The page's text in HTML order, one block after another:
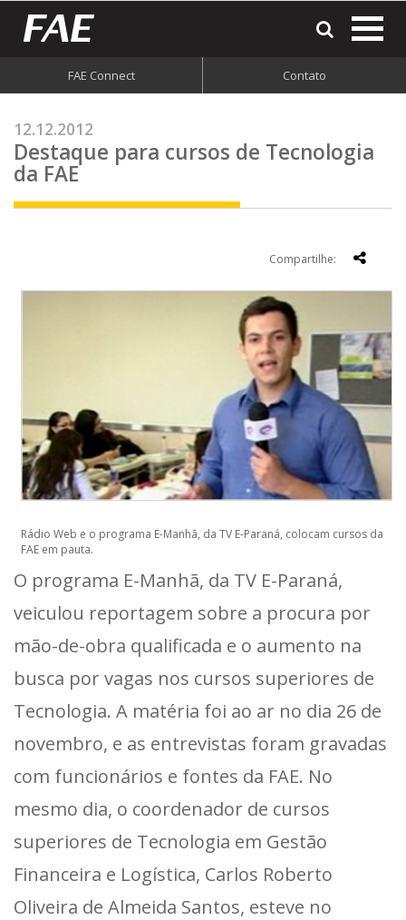
FAE Connect Contato
12.12.2012
Destaque para cursos de Tecnologia
da FAE
Compartilhe:
Rádio Web e o programa E-Manhã, da TV E-Paraná, colocam cursos da
FAE em pauta.
O programa E-Manhã, da TV E-Paraná,
veiculou reportagem sobre a procura por
mão-de-obra qualificada e o aumento na
busca por vagas nos cursos superiores de
Tecnologia. A matéria foi ao ar no dia 26 de
novembro, e as entrevistas foram gravadas
com funcionários e fontes da FAE. No
mesmo dia, o coordenador de cursos
superiores de Tecnologia em Gestão
Financeira e Logística, Carlos Roberto
Oliveira de Almeida Santos, esteve no